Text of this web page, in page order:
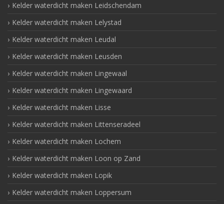
Kelder waterdicht maken Leidschendam
Kelder waterdicht maken Lelystad
Kelder waterdicht maken Leudal
Kelder waterdicht maken Leusden
Kelder waterdicht maken Lingewaal
Kelder waterdicht maken Lingewaard
Kelder waterdicht maken Lisse
Kelder waterdicht maken Littenseradeel
Kelder waterdicht maken Lochem
Kelder waterdicht maken Loon op Zand
Kelder waterdicht maken Lopik
Kelder waterdicht maken Loppersum